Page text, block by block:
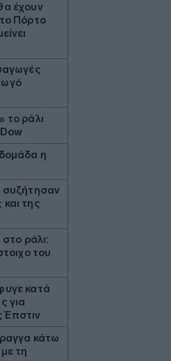
έχουν
Πόρτο
ράλι
η
συζήτησαν
της
ράλι:
του
κατά
για
κάτω
τη